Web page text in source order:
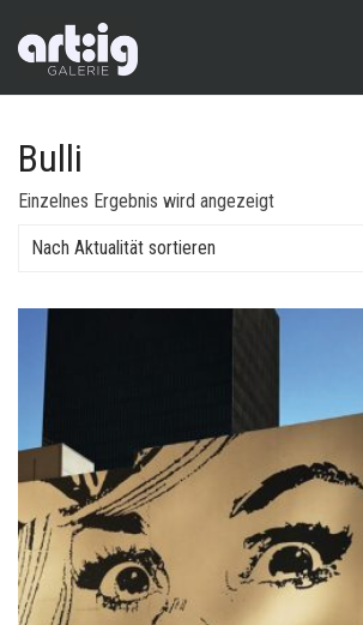
Bulli
Einzelnes Ergebnis wird angezeigt
Nach Aktualität sortieren